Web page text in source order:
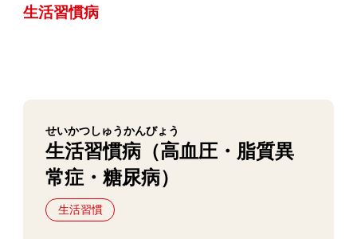
生活習慣病
せいかつしゅうかんびょう
生活習慣病（高血圧・脂質異
常症・糖尿病）
生活習慣